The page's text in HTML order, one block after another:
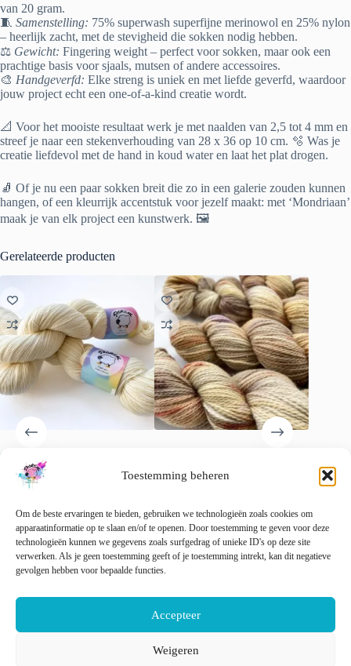
Toestemming beheren
Om de beste ervaringen te bieden, gebruiken we technologieën zoals cookies om
apparaatinformatie op te slaan en/of te openen. Door toestemming te geven voor deze
technologieën kunnen we gegevens zoals surfgedrag of unieke ID's op deze site
verwerken. Als je geen toestemming geeft of je toestemming intrekt, kan dit negatieve
gevolgen hebben voor bepaalde functies.
Accepteer
Weigeren
van 20 gram.
🧵 Samenstelling: 75% superwash superfijne merinowol en 25% nylon
– heerlijk zacht, met de stevigheid die sokken nodig hebben.
⚖️ Gewicht: Fingering weight – perfect voor sokken, maar ook een
prachtige basis voor sjaals, mutsen of andere accessoires.
🎨 Handgeverfd: Elke streng is uniek en met liefde geverfd, waardoor
jouw project echt een one-of-a-kind creatie wordt.
📐 Voor het mooiste resultaat werk je met naalden van 2,5 tot 4 mm en
streef je naar een stekenverhouding van 28 x 36 op 10 cm. 🫧 Was je
creatie liefdevol met de hand in koud water en laat het plat drogen.
🧦 Of je nu een paar sokken breit die zo in een galerie zouden kunnen
hangen, of een kleurrijk accentstuk voor jezelf maakt: met ‘Mondriaan’
maak je van elk project een kunstwerk. 🖼️
Gerelateerde producten
Superwash Merino garen
‘Natural White’.
15.00
Opties selecteren
product
Deze
garen. Superwash Merino,
nylon en stellina glitter.
€22.00 incl. btw
Gewaardeerd5.00uit 5